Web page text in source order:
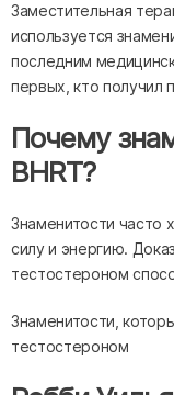
Заместительная
используется
последним
первых, кто получил
Почему
BHRT?
Знаменитости часто
силу и энергию.
тестостероном
Знаменитости,
тестостероном